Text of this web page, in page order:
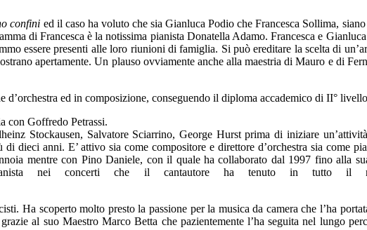
confini ed il caso ha voluto che sia Gianluca Podio che Francesca Sollima,
di Francesca è la notissima pianista Donatella Adamo. Francesca e
essere presenti alle loro riunioni di famiglia. Si può ereditare la scelta di
apertamente. Un plauso ovviamente anche alla maestria di Mauro e di
ed in composizione, conseguendo il diploma accademico di II°
con Goffredo Petrassi.
Stockausen, Salvatore Sciarrino, George Hurst prima di iniziare
di dieci anni. E’ attivo sia come compositore e direttore d’orchestra sia come
mentre con Pino Daniele, con il quale ha collaborato dal 1997 fino alla
pianista nei concerti che il cantautore ha tenuto in tutto il
Ha scoperto molto presto la passione per la musica da camera che l’ha
al suo Maestro Marco Betta che pazientemente l’ha seguita nel lungo